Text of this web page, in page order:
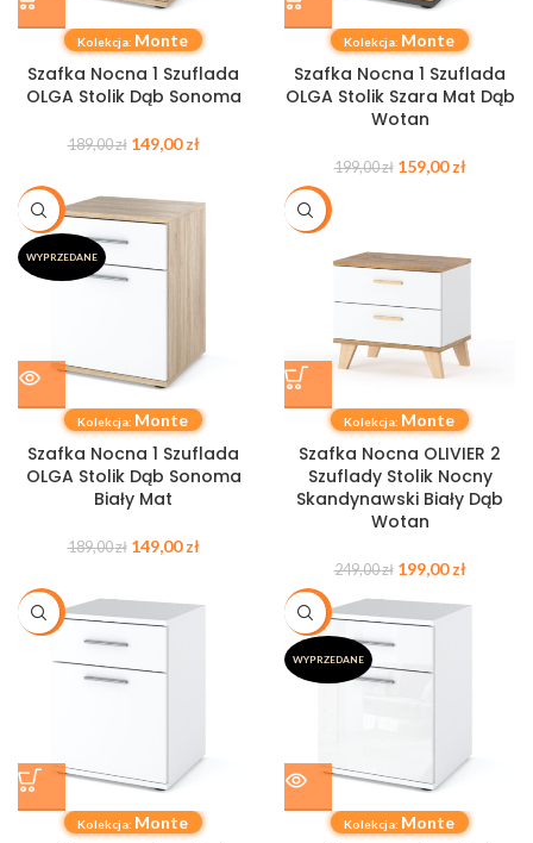
Kolekcja: Monte
Szafka Nocna 1 Szuflada
OLGA Stolik Dąb Sonoma
189,00zł 149,00zł
Kolekcja: Monte
Szafka Nocna 1 Szuflada
OLGA Stolik Szara Mat Dąb
Wotan
199,00zł 159,00zł
-21%
WYPRZEDANE
Kolekcja: Monte
Szafka Nocna 1 Szuflada
OLGA Stolik Dąb Sonoma
Biały Mat
189,00zł 149,00zł
-20%
Kolekcja: Monte
Szafka Nocna OLIVIER 2
Szuflady Stolik Nocny
Skandynawski Biały Dąb
Wotan
249,00zł 199,00zł
-21%
Kolekcja: Monte
-19%
WYPRZEDANE
Kolekcja: Monte